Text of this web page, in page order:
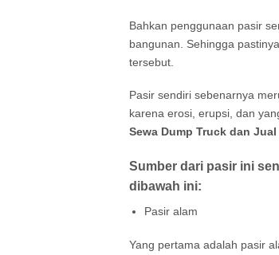
Bahkan penggunaan pasir
bangunan. Sehingga
tersebut.
Pasir sendiri sebenarnya
karena erosi, erupsi, dan
Sewa Dump Truck dan
Sumber dari pasir ini
dibawah ini:
Pasir alam
Yang pertama adalah pasir